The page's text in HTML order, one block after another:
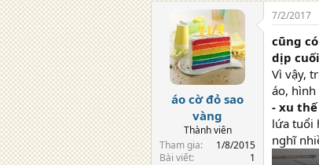
à
y
đ
ă
n
áo cờ đỏ sao
vàng
Thành viên
Tham gia
1/8/2015
Bài viết
1
7/2/2017
cũng
dịp
Vì vậy,
áo, hình
- xu
lứa tuổi
nghĩ